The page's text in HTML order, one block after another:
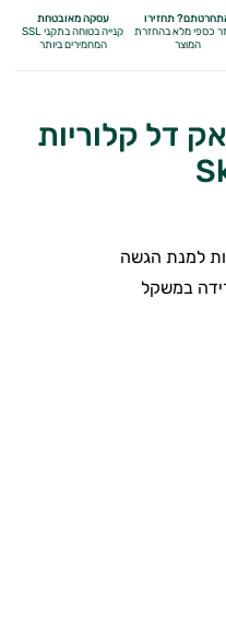
תחזירו
כספי מלאבהחזרת
המוצר
עסקה מאובטחת
קנייה בטוחה בתקני SSL
המחמירים ביותר
דל קלוריות
במשקל